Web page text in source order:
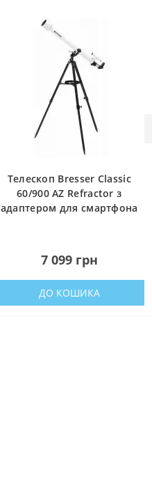
Телескоп Bresser Classic
60/900 AZ Refractor з
адаптером для смартфона
7 099 грн
ДО КОШИКА